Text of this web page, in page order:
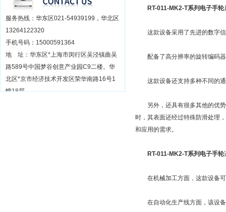
服务热线：华东区021-54939199，华北区
13264122320
手机号码：15000591364
地 址：华东区*上海市闵行区吴泾镇曲吴
路589号中国梦谷创意产业园C9二楼。华
北区*京市经济技术开发区荣华南路16号1
幢18层
RT-011-MK2-T系列电子手轮
这款设备采用了先进的数字信
配备了高分辨率的旋转编码器
这款设备还支持多种不同的通
另外，还具有很多其他的优势
时，其表面还经过特殊防滑处理
和应用的需求。
RT-011-MK2-T系列电子手轮
在机械加工方面，这款设备可
在自动化生产线方面，该设备